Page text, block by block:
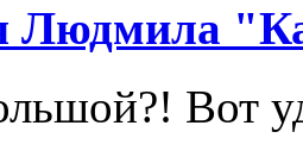
Людмила
Вот